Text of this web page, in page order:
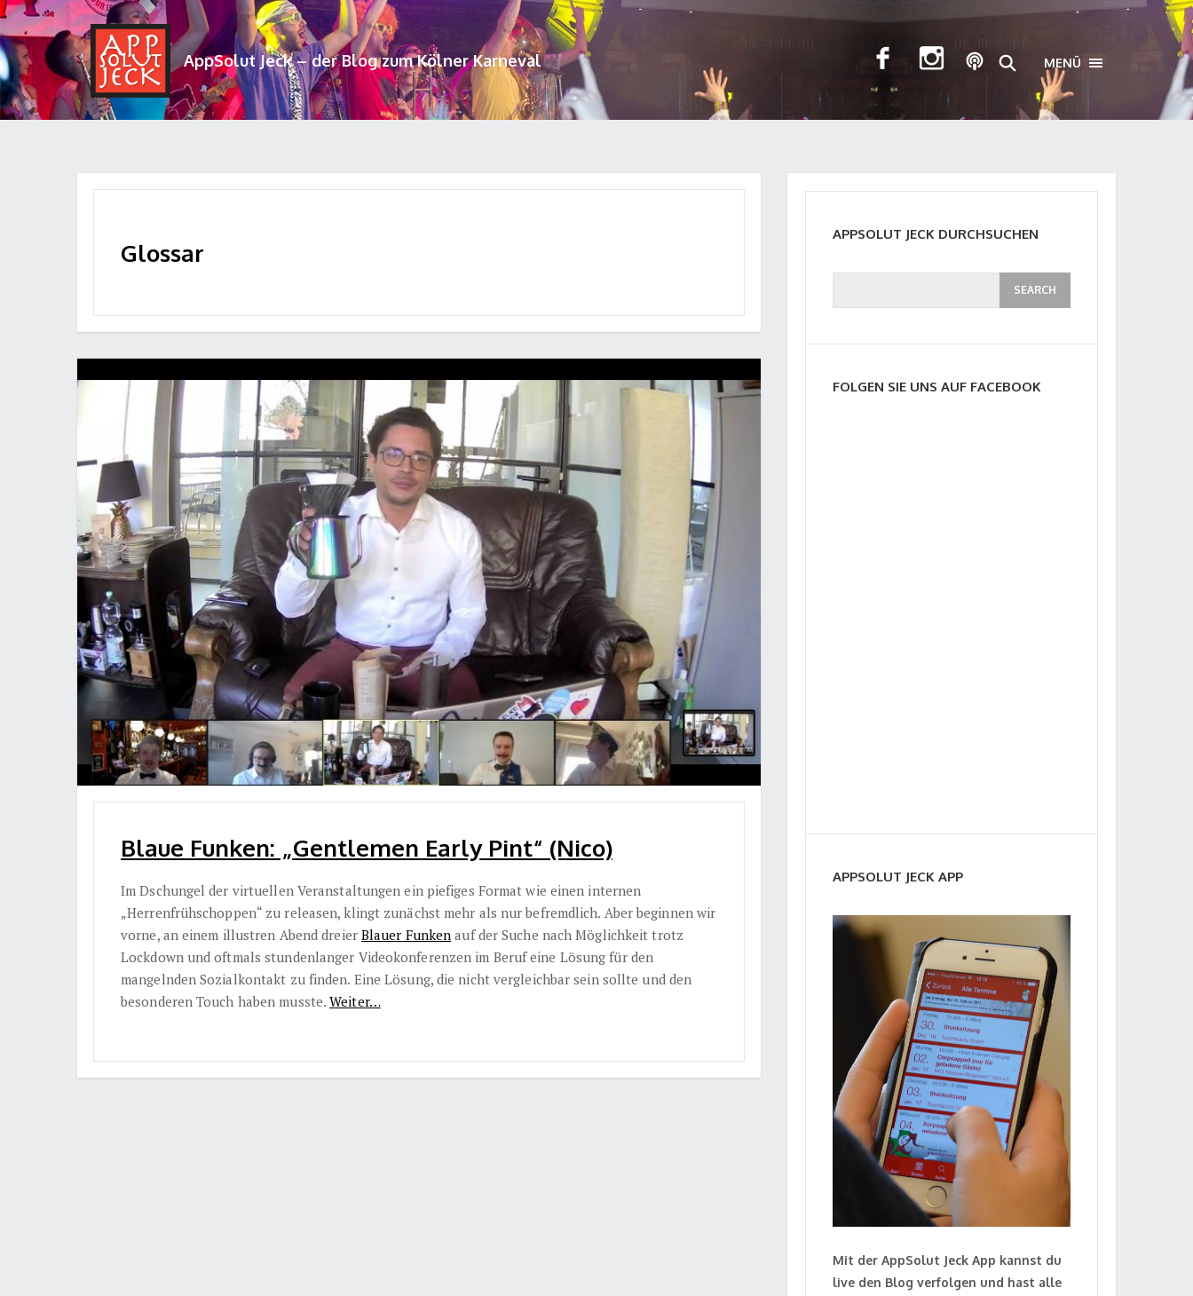
AppSolut Jeck – der Blog zum Kölner Karneval MENÜ TOGGLE
Glossar
Blaue Funken: „Gentlemen Early Pint“ (Nico)
Im Dschungel der virtuellen Veranstaltungen ein piefiges Format wie einen internen
„Herrenfrühschoppen“ zu releasen, klingt zunächst mehr als nur befremdlich. Aber beginnen wir
vorne, an einem illustren Abend dreier Blauer Funken auf der Suche nach Möglichkeit trotz
Lockdown und oftmals stundenlanger Videokonferenzen im Beruf eine Lösung für den
mangelnden Sozialkontakt zu finden. Eine Lösung, die nicht vergleichbar sein sollte und den
besonderen Touch haben musste.Weiter…
APPSOLUT JECK DURCHSUCHEN
FOLGEN SIE UNS AUF FACEBOOK
APPSOLUT JECK APP
Mit der AppSolut Jeck App kannst du
live den Blog verfolgen und hast alle